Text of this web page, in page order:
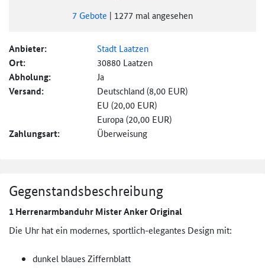
7 Gebote | 1277 mal angesehen
Anbieter: Stadt Laatzen
Ort: 30880 Laatzen
Abholung: Ja
Versand:
Deutschland (8,00 EUR)
EU (20,00 EUR)
Europa (20,00 EUR)
Zahlungsart: Überweisung
Gegenstandsbeschreibung
1 Herrenarmbanduhr Mister Anker Original
Die Uhr hat ein modernes, sportlich-elegantes Design mit:
dunkel blaues Ziffernblatt